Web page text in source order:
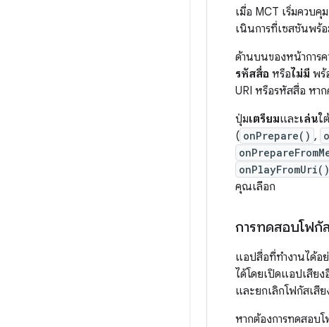
เมื่อ MCT เริ่มควบ
เนินการที่เซสชันพร้
ด้านบนของหน้าการ
รหัสสื่อ หรือไม่มี พร้
URI หรือรหัสสื่อ หา
ปุ่มเตรียมและเล่นใ
( onPrepare() ,
onPlayFromUri()
คุณเลือก
การทดสอบโฟกั
แอปสื่อที่ทำงานได้อ
ได้โดยเปิดแอปเสีย
และยกเลิกโฟกัสเสีย
หากต้องการทดสอบ